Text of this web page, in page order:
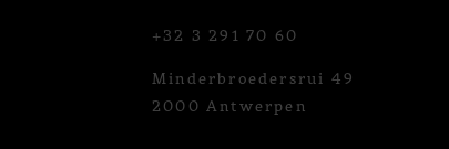
+32 3 291 70 60
Minderbroedersrui 49
2000 Antwerpen